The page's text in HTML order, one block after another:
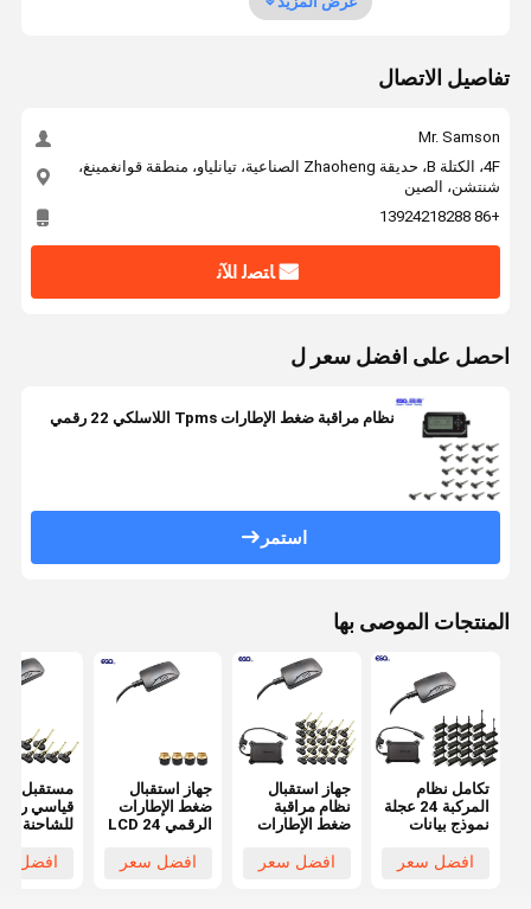
تفاصيل الاتصال
Mr. Samson
4F، الكتلة B، حديقة Zhaoheng الصناعية، تيانلياو، منطقة قوانغمينغ،
شنتشن، الصين
+86 13924218288
ﺎﺘﺼﻟ ﺍﻶﻧ
احصل على افضل سعر ل
نظام مراقبة ضغط الإطارات Tpms اللاسلكي 22 رقمي
استمر
المنتجات الموصى بها
تكامل نظام
المركبة 24 عجلة
نموذج بيانات
استقبال TPMS
الرقمي مع عمر
افضل سعر
جهاز استقبال
نظام مراقبة
ضغط الإطارات
فولت للشاحنات
افضل سعر
جهاز استقبال
ضغط الإطارات
الرقمي LCD 24
TPMS
افضل سعر
مستقبل
للشاحنة
TPMS 0-
افضل